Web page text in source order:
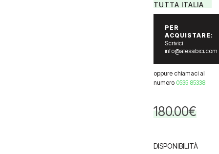
TUTTA ITALIA
PER
ACQUISTARE:
Scrivici
info@alessibici.com
oppure chiamaci al
numero 0535 85338
180.00€
DISPONIBILITÀ